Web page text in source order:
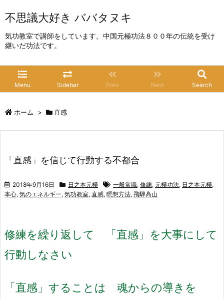
不思議大好き ババタヌキ
気功教室で講師をしています。中国元極功法８００年の伝統を受け
継いだ功法です。
Menu Sidebar Prev Next Search
ホーム > 直感
「直感」を信じて行動する不都合
2018年9月16日 日之本元極 一般常識, 修練, 元極功法, 日之本元極,
本心, 気のエネルギー, 気功教室, 直感, 瞑想方法, 飛騨高山
修練を繰り返して 「直感」を大事にして
行動しなさい
「直感」することは 魂からの導きを